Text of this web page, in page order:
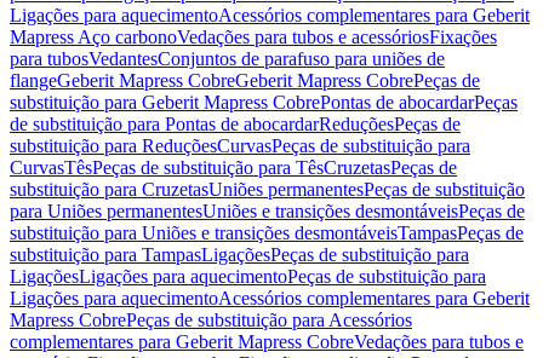
Ligações para aquecimentoAcessórios complementares para Geberit
Mapress Aço carbonoVedações para tubos e acessóriosFixações
para tubosVedantesConjuntos de parafuso para uniões de
flangeGeberit Mapress CobreGeberit Mapress CobrePeças de
substituição para Geberit Mapress CobrePontas de abocardarPeças
de substituição para Pontas de abocardarReduçõesPeças de
substituição para ReduçõesCurvasPeças de substituição para
CurvasTêsPeças de substituição para TêsCruzetasPeças de
substituição para CruzetasUniões permanentesPeças de substituição
para Uniões permanentesUniões e transições desmontáveisPeças de
substituição para Uniões e transições desmontáveisTampasPeças de
substituição para TampasLigaçõesPeças de substituição para
LigaçõesLigações para aquecimentoPeças de substituição para
Ligações para aquecimentoAcessórios complementares para Geberit
Mapress CobrePeças de substituição para Acessórios
complementares para Geberit Mapress CobreVedações para tubos e